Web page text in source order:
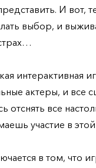
И вот,
выбор, и
интерактивная
актеры, и все
отснять все
участие в
в том, что